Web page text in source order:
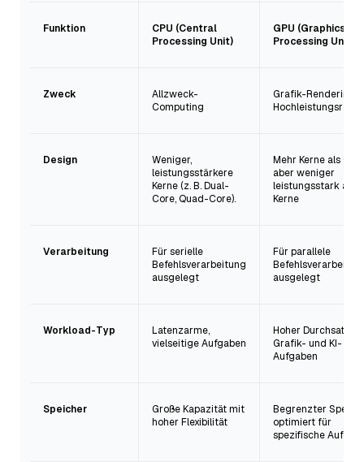
Funktion
CPU (Central
Processing Unit)
GPU (Graphics
Processing Unit)
Zweck
Allzweck-
Computing
Grafik-Rendering
Design
Weniger,
leistungsstärkere
Kerne (z. B. Dual-
Core, Quad-Core).
Mehr Kerne als
aber weniger
leistungsstark als
Kerne
Verarbeitung
Für serielle
Befehlsverarbeitung
ausgelegt
Für parallele
ausgelegt
Workload-Typ
Latenzarme,
vielseitige Aufgaben
Hoher Durchsatz
Grafik- und KI-
Aufgaben
Speicher
Große Kapazität mit
hoher Flexibilität
Begrenzter
optimiert für
spezifische